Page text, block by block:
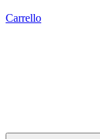
Carrello